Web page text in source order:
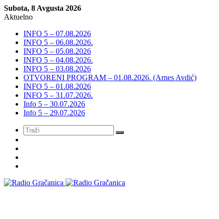
Subota, 8 Avgusta 2026
Aktuelno
INFO 5 – 07.08.2026
INFO 5 – 06.08.2026.
INFO 5 – 05.08.2026
INFO 5 – 04.08.2026.
INFO 5 – 03.08.2026
OTVORENI PROGRAM – 01.08.2026. (Arnes Avdić)
INFO 5 – 01.08.2026
INFO 5 – 31.07.2026.
Info 5 – 30.07.2026
Info 5 – 29.07.2026
Meni